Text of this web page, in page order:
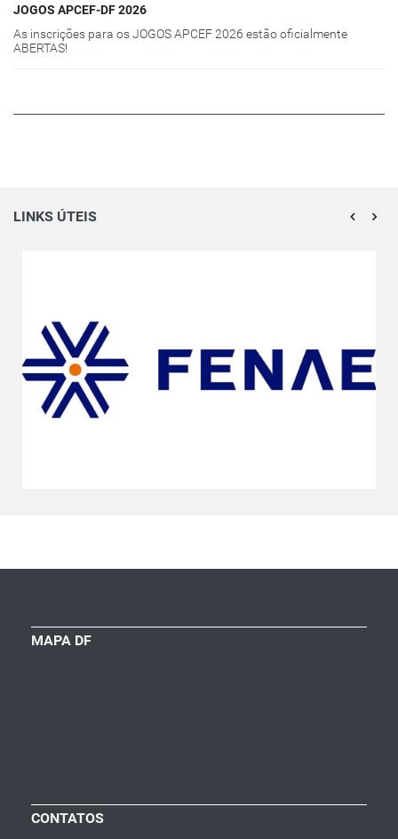
JOGOS APCEF-DF 2026
As inscrições para os JOGOS APCEF 2026 estão oficialmente
ABERTAS!
LINKS ÚTEIS
MAPA DF
CONTATOS